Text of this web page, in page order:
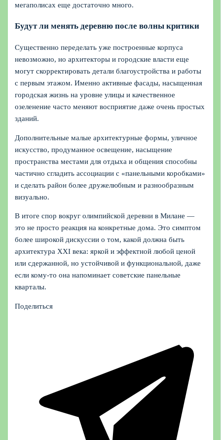
мегаполисах еще достаточно много.
Будут ли менять деревню после волны критики
Существенно переделать уже построенные корпуса
невозможно, но архитекторы и городские власти еще
могут скорректировать детали благоустройства и работы
с первым этажом. Именно активные фасады, насыщенная
городская жизнь на уровне улицы и качественное
озеленение часто меняют восприятие даже очень простых
зданий.
Дополнительные малые архитектурные формы, уличное
искусство, продуманное освещение, насыщение
пространства местами для отдыха и общения способны
частично сгладить ассоциации с «панельными коробками»
и сделать район более дружелюбным и разнообразным
визуально.
В итоге спор вокруг олимпийской деревни в Милане —
это не просто реакция на конкретные дома. Это симптом
более широкой дискуссии о том, какой должна быть
архитектура XXI века: яркой и эффектной любой ценой
или сдержанной, но устойчивой и функциональной, даже
если кому-то она напоминает советские панельные
кварталы.
Поделиться